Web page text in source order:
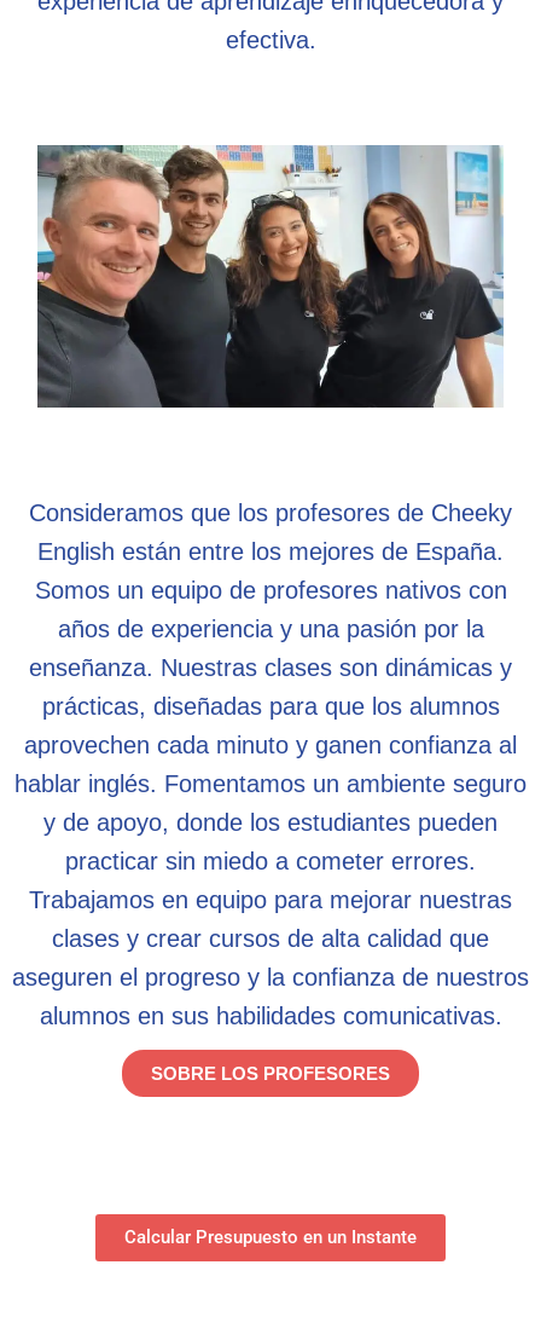
efectiva.
Consideramos que los profesores de Cheeky
English están entre los mejores de España.
Somos un equipo de profesores nativos con
años de experiencia y una pasión por la
enseñanza. Nuestras clases son dinámicas y
prácticas, diseñadas para que los alumnos
aprovechen cada minuto y ganen confianza al
hablar inglés. Fomentamos un ambiente seguro
y de apoyo, donde los estudiantes pueden
practicar sin miedo a cometer errores.
Trabajamos en equipo para mejorar nuestras
clases y crear cursos de alta calidad que
aseguren el progreso y la confianza de nuestros
alumnos en sus habilidades comunicativas.
SOBRE LOS PROFESORES
Calcular Presupuesto en un Instante